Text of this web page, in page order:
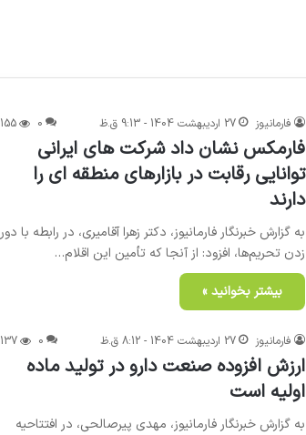
فارمانیوز 27 اردیبهشت 1404 - 9:13 ق.ظ 0
155
فارمکس نشان داد شرکت های ایرانی
توانایی رقابت در بازارهای منطقه ای را
دارند
به گزارش خبرنگار فارمانیوز، دکتر زهرا آقامیری، در رابطه با دور
زدن تحریم‌ها، افزود: از آنجا که تأمین این اقلام…
بیشتر بخوانید »
فارمانیوز 27 اردیبهشت 1404 - 8:12 ق.ظ 0
137
ارزش افزوده صنعت دارو در تولید ماده
اولیه است
به گزارش خبرنگار فارمانیوز، مهدی پیرصالحی، در افتتاحیه